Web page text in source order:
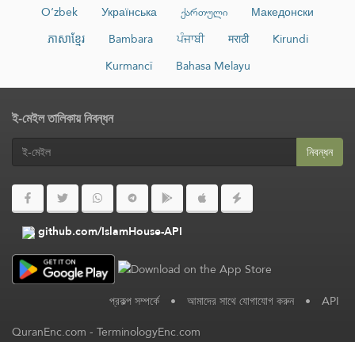
O‘zbek
Українська ქართული
Македонски
ភាសាខ្មែរ
Bambara ਪੰਜਾਬੀ मराठी
Kirundi
Kurmancî
Bahasa Melayu
ই-মেইল তালিকায় নিবন্ধন
নিবন্ধন
github.com/IslamHouse-API
প্রকল্প সম্পর্কে • আমাদের সাথে যোগাযোগ করুন • API
QuranEnc.com-TerminologyEnc.com